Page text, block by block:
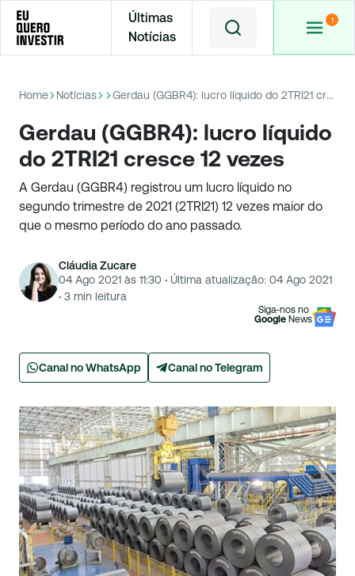
Últimas
Notícias
Home Notícias Gerdau (GGBR4): lucro líquido do 2TRI21 cresce 12 vezes
Gerdau (GGBR4): lucro líquido
do 2TRI21 cresce 12 vezes
A Gerdau (GGBR4) registrou um lucro líquido no
segundo trimestre de 2021 (2TRI21) 12 vezes maior do
que o mesmo período do ano passado.
Cláudia Zucare
04 Ago 2021 às 11:30 · Última atualização: 04 Ago 2021
· 3 min leitura
Siga-nos no
Google News
Canal no WhatsApp Canal no Telegram